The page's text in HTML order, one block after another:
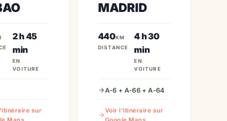
2 h 45
min
EN
VOITURE
sur
MADRID
440KM
DISTANCE
4 h 30
min
EN
VOITURE
A-6 + A-66 + A-64
Voir l'itinéraire sur